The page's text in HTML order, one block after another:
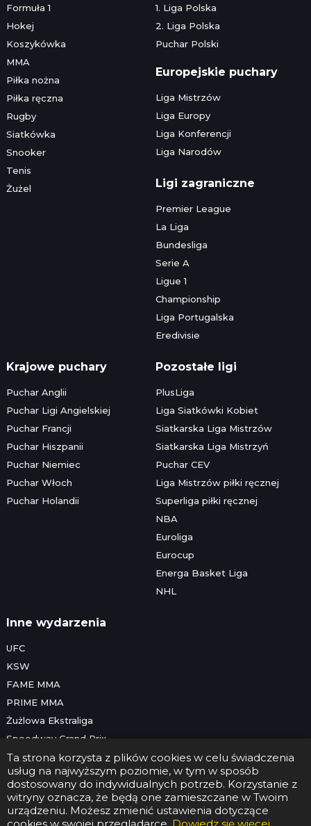
Ta strona korzysta z plików cookies w celu świadczenia
usług na najwyższym poziomie, w tym w sposób
dostosowany do indywidualnych potrzeb. Korzystanie z
witryny oznacza, że będą one zamieszczane w Twoim
urządzeniu. Możesz zmienić ustawienia dotyczące
Formuła 1
Hokej
Koszykówka
MMA
Piłka nożna
Piłka ręczna
Rugby
Siatkówka
Snooker
Tenis
Żużel
1. Liga Polska
2. Liga Polska
Puchar Polski
Europejskie puchary
Liga Mistrzów
Liga Europy
Liga Konferencji
Liga Narodów
Ligi zagraniczne
Premier League
La Liga
Bundesliga
Serie A
Ligue 1
Championship
Liga Portugalska
Eredivisie
Krajowe puchary
Puchar Anglii
Puchar Ligi Angielskiej
Puchar Francji
Puchar Hiszpanii
Puchar Niemiec
Puchar Włoch
Puchar Holandii
Pozostałe ligi
PlusLiga
Liga Siatkówki Kobiet
Siatkarska Liga Mistrzów
Siatkarska Liga Mistrzyń
Puchar CEV
Liga Mistrzów piłki ręcznej
Superliga piłki ręcznej
NBA
Euroliga
Eurocup
Energa Basket Liga
NHL
Inne wydarzenia
UFC
KSW
FAME MMA
PRIME MMA
Żużlowa Ekstraliga
Speedway Grand Prix
Skoki narciarskie
Copyright © 2026 Futbolwtv.pl
Kontakt •Reklama•Polityka prywatności